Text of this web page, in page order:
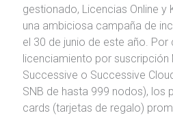
gestionado, Licencias Online y
una ambiciosa campaña de
el 30 de junio de este año. Por
licenciamiento por suscripción
Successive o Successive
SNB de hasta 999 nodos), los
cards (tarjetas de regalo)